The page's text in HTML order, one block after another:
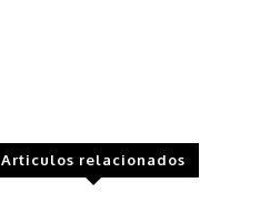
Articulos relacionados